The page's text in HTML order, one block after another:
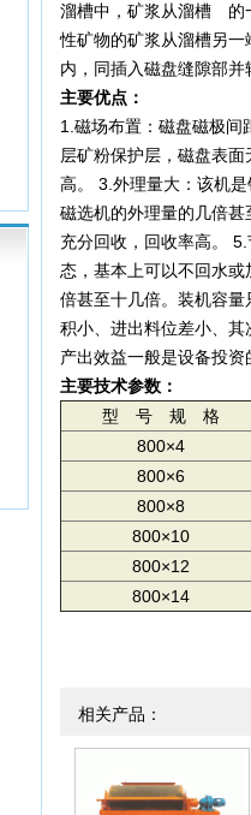
溜槽中，矿浆从溜槽 的
性矿物的矿浆从溜槽另
内，同插入磁盘缝隙部
主要优点：
1.磁场布置：磁盘磁极间
层矿粉保护层，磁盘表
高。 3.外理量大：该机
磁选机的外理量的几倍
充分回收，回收率高。
态，基本上可以不回水
倍甚至十几倍。装机容
积小、进出料位差小、
产出效益一般是设备投资
主要技术参数：
型 号 规 格
800×4
800×6
800×8
800×10
800×12
800×14
相关产品：